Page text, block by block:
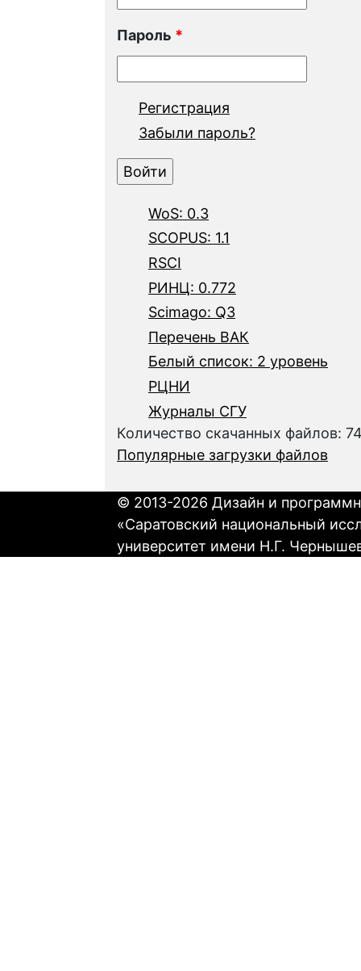
Пароль *
Регистрация
Забыли пароль?
WoS: 0.3
SCOPUS: 1.1
RSCI
РИНЦ: 0.772
Scimago: Q3
Перечень ВАК
Белый список: 2 уровень
РЦНИ
Журналы СГУ
Количество скачанных файлов:
Популярные загрузки файлов
© 2013-2026 Дизайн и
«Саратовский национальный
университет имени Н.Г.